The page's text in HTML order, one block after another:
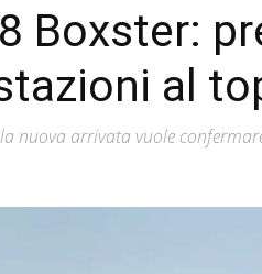
Boxster:
al
nuova arrivata vuole